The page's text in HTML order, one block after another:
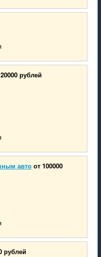
рублей
авто от 100000
рублей